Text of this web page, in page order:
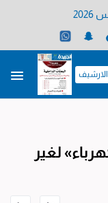
الارشيف
لغير